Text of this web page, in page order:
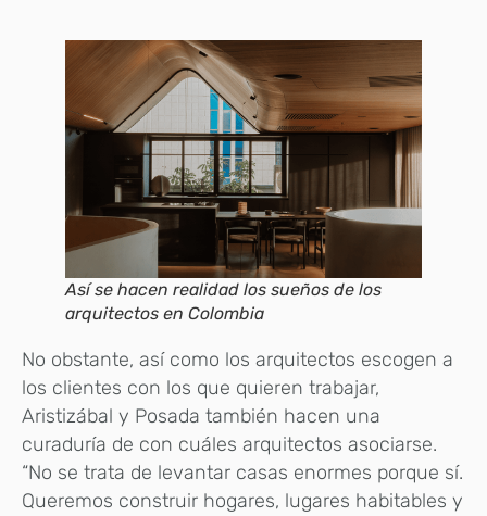
Así se hacen realidad los sueños de los
arquitectos en Colombia
No obstante, así como los arquitectos escogen a
los clientes con los que quieren trabajar,
Aristizábal y Posada también hacen una
curaduría de con cuáles arquitectos asociarse.
“No se trata de levantar casas enormes porque sí.
Queremos construir hogares, lugares habitables y